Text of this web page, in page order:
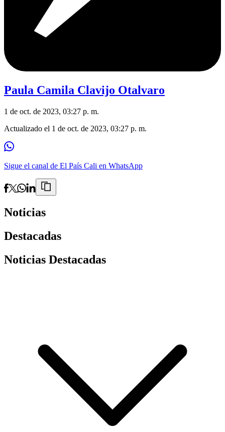
Paula Camila Clavijo Otalvaro
1 de oct. de 2023, 03:27 p. m.
Actualizado el 1 de oct. de 2023, 03:27 p. m.
Sigue el canal de El País Cali en WhatsApp
Noticias
Destacadas
Noticias Destacadas